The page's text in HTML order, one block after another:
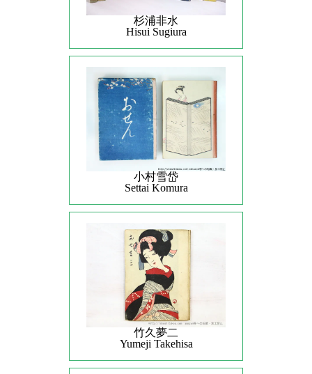
杉浦非水
Hisui Sugiura
小村雪岱
Settai Komura
竹久夢二
Yumeji Takehisa